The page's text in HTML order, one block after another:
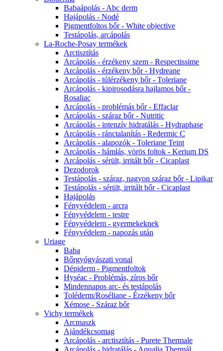
Babaápolás - Abc derm
Hajápolás - Nodé
Pigmentfoltos bőr - White objective
Testápolás, arcápolás
La-Roche-Posay termékek
Arctisztítás
Arcápolás - érzékeny szem - Respectissime
Arcápolás - érzékeny bőr - Hydreane
Arcápolás - túlérzékeny bőr - Toleriane
Arcápolás - kipirosodásra hajlamos bőr -
Rosaliac
Arcápolás - problémás bőr - Effaclar
Arcápolás - száraz bőr - Nutritic
Arcápolás - intenzív hidratálás - Hydraphase
Arcápolás - ránctalanítás - Redermic C
Arcápolás - alapozók - Toleriane Teint
Arcápolás - hámlás, vörös foltok - Kerium DS
Arcápolás - sérült, irritált bőr - Cicaplast
Dezodorok
Testápolás - száraz, nagyon száraz bőr - Lipikar
Testápolás - sérült, irritált bőr - Cicaplast
Hajápolás
Fényvédelem - arcra
Fényvédelem - testre
Fényvédelem - gyermekeknek
Fényvédelem - napozás után
Uriage
Baba
Bőrgyógyászati vonal
Dépiderm - Pigmentfoltok
Hyséac - Problémás, zíros bőr
Mindennapos arc- és testápolás
Toléderm/Roséliane - Érzékeny bőr
Xémose - Száraz bőr
Vichy termékek
Arcmaszk
Ajándékcsomag
Arcápolás - arctisztítás - Purete Thermale
Arcápolás - hidratálás - Aqualia Thermál